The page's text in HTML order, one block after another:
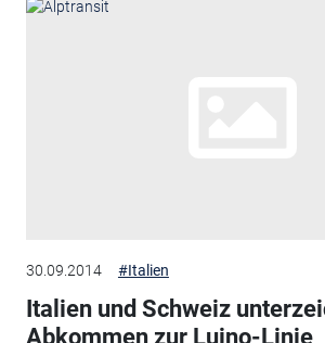
30.09.2014 #Italien
Italien und Schweiz
Abkommen zur Luino-Linie